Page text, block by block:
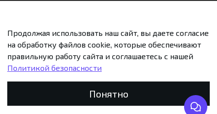
Предзаказ
Возврат и обмен
Продолжая использовать наш сайт, вы даете согласие
на обработку файлов cookie, которые обеспечивают
правильную работу сайта и соглашаетесь с нашей
Политикой безопасности
Понятно